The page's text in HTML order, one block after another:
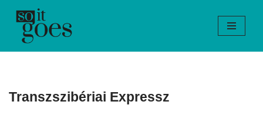
Skip
Transzszibériai Expressz